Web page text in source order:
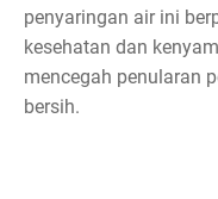
penyaringan air ini
kesehatan dan
mencegah penularan
bersih.